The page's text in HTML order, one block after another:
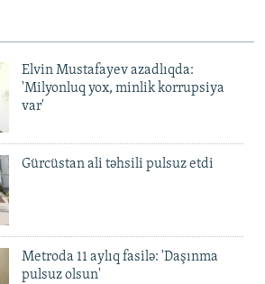
Elvin Mustafayev azadlıqda:
'Milyonluq yox, minlik korrupsiya
var'
Gürcüstan ali təhsili pulsuz etdi
Metroda 11 aylıq fasilə: 'Daşınma
pulsuz olsun'